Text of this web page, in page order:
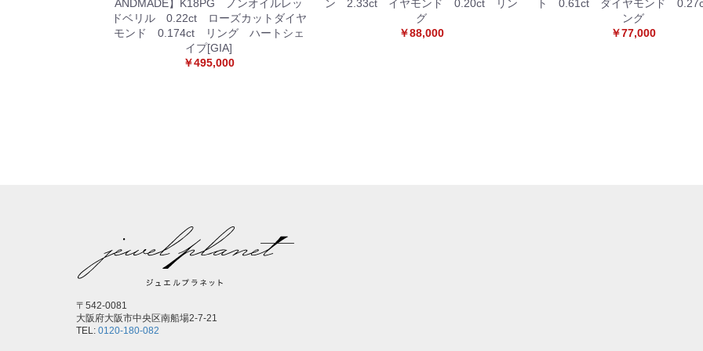
ANDMADE】K18PG ノンオイルレッ
ドベリル 0.22ct ローズカットダイヤ
モンド 0.174ct リング ハートシェ
イプ[GIA]
￥495,000
ン 2.33ct イヤモンド 0.20ct リン
グ
￥88,000
ト 0.61ct ダイヤモンド
ング
￥77,000
〒542-0081
大阪府大阪市中央区南船場2-7-21
TEL: 0120-180-082